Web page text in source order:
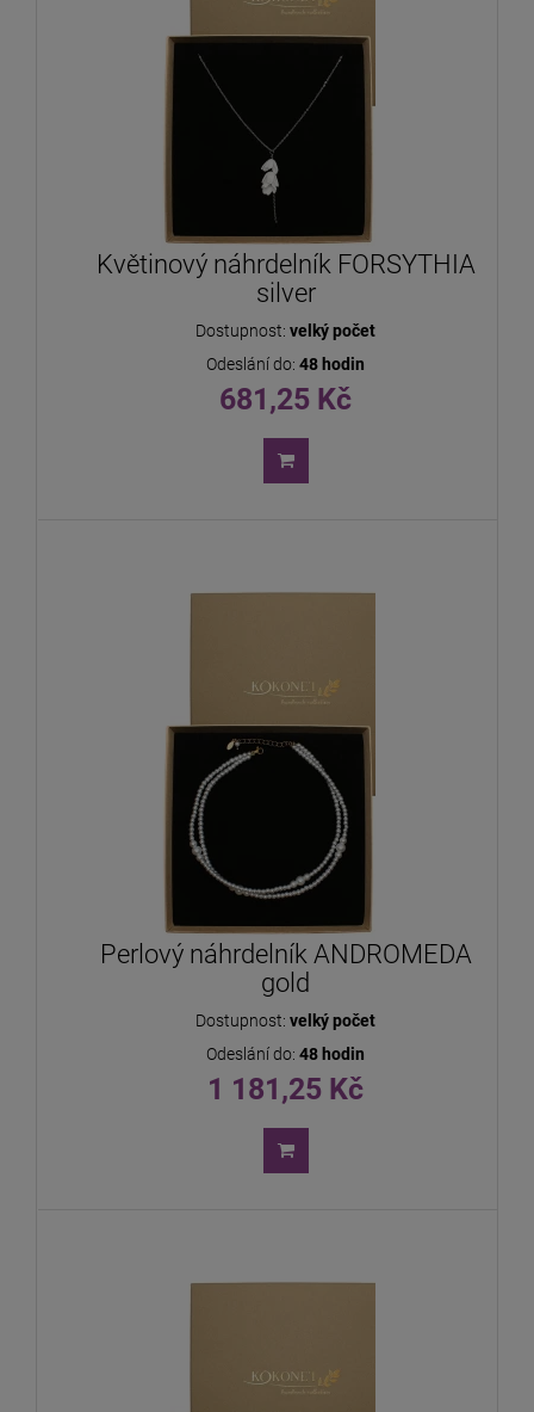
Květinový náhrdelník FORSYTHIA
silver
Dostupnost: velký počet
Odeslání do: 48 hodin
681,25 Kč
Perlový náhrdelník ANDROMEDA
gold
Dostupnost: velký počet
Odeslání do: 48 hodin
1 181,25 Kč